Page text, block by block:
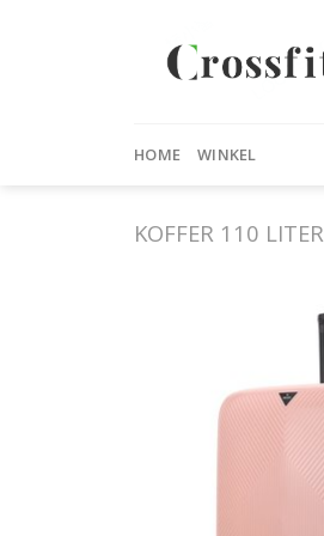
HOME WINKEL
KOFFER 110 LITER